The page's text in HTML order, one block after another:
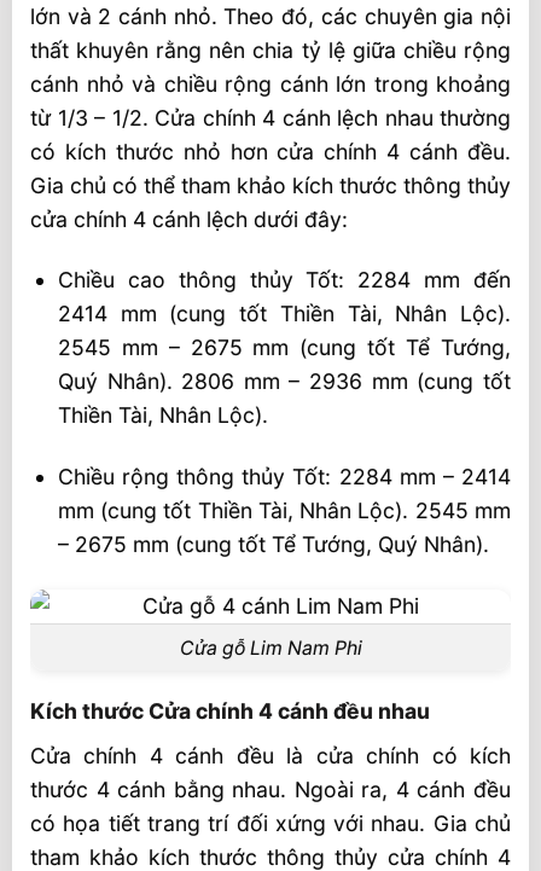
lớn và 2 cánh nhỏ. Theo đó, các chuyên gia nội
thất khuyên rằng nên chia tỷ lệ giữa chiều rộng
cánh nhỏ và chiều rộng cánh lớn trong khoảng
từ 1/3 – 1/2. Cửa chính 4 cánh lệch nhau thường
có kích thước nhỏ hơn cửa chính 4 cánh đều.
Gia chủ có thể tham khảo kích thước thông thủy
cửa chính 4 cánh lệch dưới đây:
Chiều cao thông thủy Tốt: 2284 mm đến
2414 mm (cung tốt Thiền Tài, Nhân Lộc).
2545 mm – 2675 mm (cung tốt Tể Tướng,
Quý Nhân). 2806 mm – 2936 mm (cung tốt
Thiền Tài, Nhân Lộc).
Chiều rộng thông thủy Tốt: 2284 mm – 2414
mm (cung tốt Thiền Tài, Nhân Lộc). 2545 mm
– 2675 mm (cung tốt Tể Tướng, Quý Nhân).
Cửa gỗ Lim Nam Phi
Kích thước Cửa chính 4 cánh đều nhau
Cửa chính 4 cánh đều là cửa chính có kích
thước 4 cánh bằng nhau. Ngoài ra, 4 cánh đều
có họa tiết trang trí đối xứng với nhau. Gia chủ
tham khảo kích thước thông thủy cửa chính 4